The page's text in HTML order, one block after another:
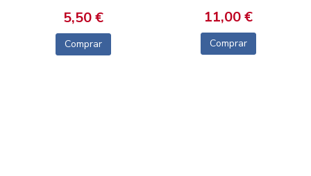
5,50 €
Comprar
11,00 €
Comprar